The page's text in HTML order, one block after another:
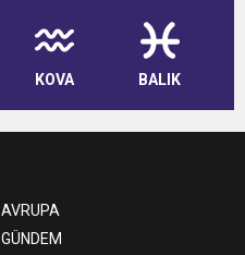
KOVA BALIK
AVRUPA
GÜNDEM